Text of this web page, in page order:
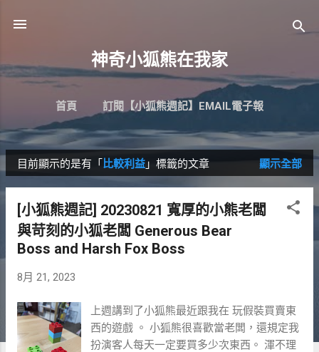
神奇小狐熊在我家
首頁 訂閱【小狐熊週記】EMAIL電子報
發
表
文
章
目前顯示的是有「 比較利益 」標籤的文章 顯示全部
[小狐熊週記] 20230821 寬厚的小熊老闆
與苛刻的小狐老闆 Generous Bear
Boss and Harsh Fox Boss
8月 21, 2023
上週講到了小狐熊最近跟我在 玩假裝買賣東
西的遊戲 。 小狐熊很喜歡當老闆，還規定我
扮演客人每天一定要買多少次東西。 渾不理